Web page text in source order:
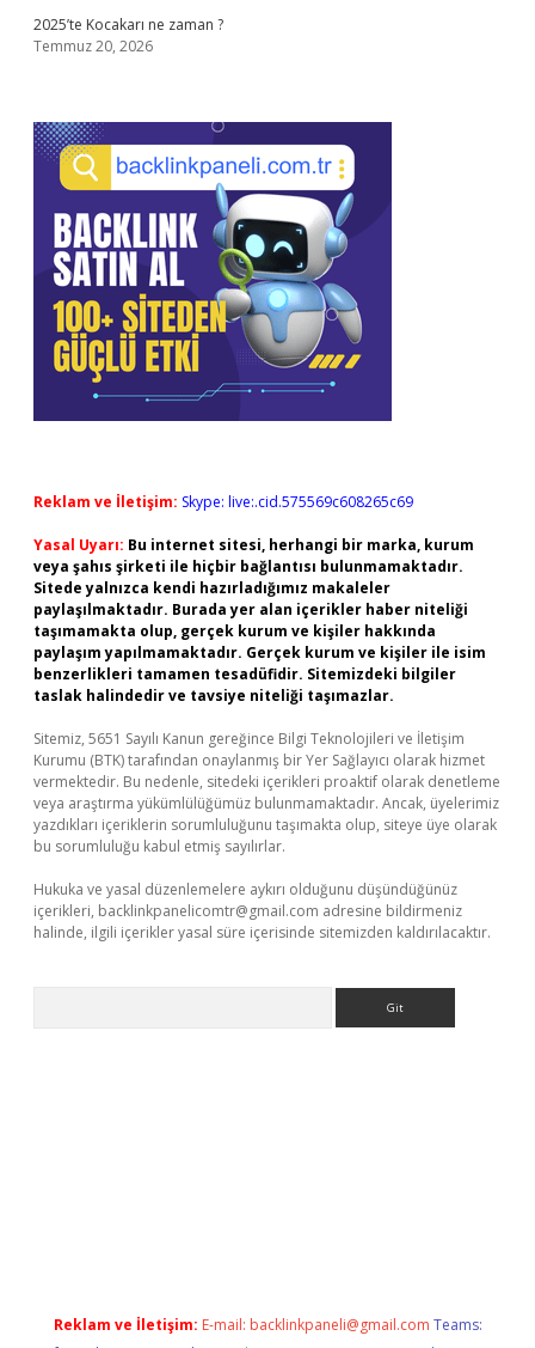
2025’te Kocakarı ne zaman ?
Temmuz 20, 2026
Reklam ve İletişim: Skype: live:.cid.575569c608265c69
Yasal Uyarı: Bu internet sitesi, herhangi bir marka, kurum
veya şahıs şirketi ile hiçbir bağlantısı bulunmamaktadır.
Sitede yalnızca kendi hazırladığımız makaleler
paylaşılmaktadır. Burada yer alan içerikler haber niteliği
taşımamakta olup, gerçek kurum ve kişiler hakkında
paylaşım yapılmamaktadır. Gerçek kurum ve kişiler ile isim
benzerlikleri tamamen tesadüfidir. Sitemizdeki bilgiler
taslak halindedir ve tavsiye niteliği taşımazlar.
Sitemiz, 5651 Sayılı Kanun gereğince Bilgi Teknolojileri ve İletişim
Kurumu (BTK) tarafından onaylanmış bir Yer Sağlayıcı olarak hizmet
vermektedir. Bu nedenle, sitedeki içerikleri proaktif olarak denetleme
veya araştırma yükümlülüğümüz bulunmamaktadır. Ancak, üyelerimiz
yazdıkları içeriklerin sorumluluğunu taşımakta olup, siteye üye olarak
bu sorumluluğu kabul etmiş sayılırlar.
Hukuka ve yasal düzenlemelere aykırı olduğunu düşündüğünüz
içerikleri, backlinkpanelicomtr@gmail.com adresine bildirmeniz
halinde, ilgili içerikler yasal süre içerisinde sitemizden kaldırılacaktır.
Reklam ve İletişim: E-mail: backlinkpaneli@gmail.com Teams: